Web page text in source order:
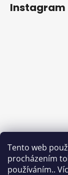
Tento web
procházením
používáním..
Instagram
Facebook